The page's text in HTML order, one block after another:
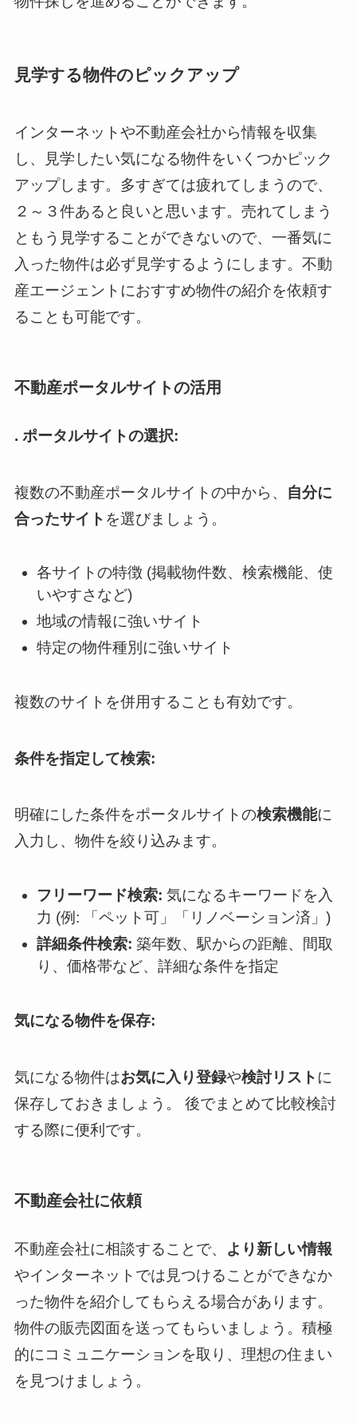
見学する物件のピックアップ
インターネットや不動産会社から情報を収集
し、見学したい気になる物件をいくつかピック
アップします。多すぎては疲れてしまうので、
２～３件あると良いと思います。売れてしまう
ともう見学することができないので、一番気に
入った物件は必ず見学するようにします。不動
産エージェントにおすすめ物件の紹介を依頼す
ることも可能です。
不動産ポータルサイトの活用
. ポータルサイトの選択:
複数の不動産ポータルサイトの中から、 自分に
合ったサイト を選びましょう。
各サイトの特徴 (掲載物件数、検索機能、使
いやすさなど)
地域の情報に強いサイト
特定の物件種別に強いサイト
複数のサイトを併用することも有効です。
条件を指定して検索:
明確にした条件をポータルサイトの検索機能に
入力し、物件を絞り込みます。
フリーワード検索: 気になるキーワードを入
力 (例: 「ペット可」「リノベーション済」)
詳細条件検索: 築年数、駅からの距離、間取
り、価格帯など、詳細な条件を指定
気になる物件を保存:
気になる物件はお気に入り登録や検討リストに
保存しておきましょう。 後でまとめて比較検討
する際に便利です。
不動産会社に依頼
不動産会社に相談することで、 より新しい情報
やインターネットでは見つけることができなか
った物件を紹介してもらえる場合があります。
物件の販売図面を送ってもらいましょう。積極
的にコミュニケーションを取り、理想の住まい
を見つけましょう。